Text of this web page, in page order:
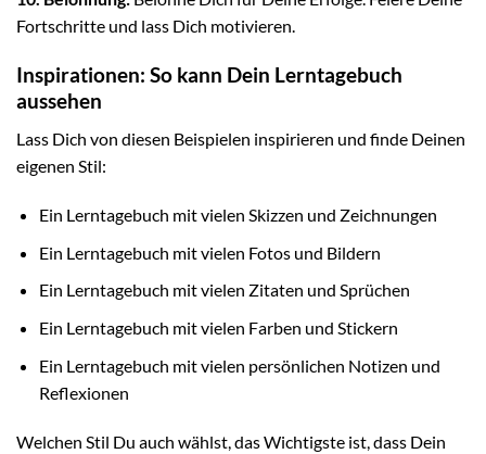
Fortschritte und lass Dich motivieren.
Inspirationen: So kann Dein Lerntagebuch
aussehen
Lass Dich von diesen Beispielen inspirieren und finde Deinen
eigenen Stil:
Ein Lerntagebuch mit vielen Skizzen und Zeichnungen
Ein Lerntagebuch mit vielen Fotos und Bildern
Ein Lerntagebuch mit vielen Zitaten und Sprüchen
Ein Lerntagebuch mit vielen Farben und Stickern
Ein Lerntagebuch mit vielen persönlichen Notizen und
Reflexionen
Welchen Stil Du auch wählst, das Wichtigste ist, dass Dein